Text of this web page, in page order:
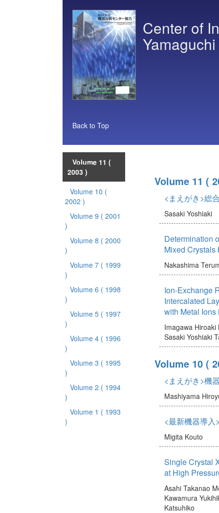
Center of
Back to Top
Volume 11 (
2003 )
Volume 10 (
2002 )
Volume 9 ( 2001
)
Volume 8 ( 2000
)
Volume 7 ( 1999
)
Volume 6 ( 1998
)
Volume 5 ( 1997
)
Volume 4 ( 1996
)
Volume 3 ( 1995
)
Volume 2 ( 1994
)
Volume 1 ( 1993
)
Volume 11 (
<まえがき>総
Sasaki Yoshiaki
Determination
Mixed Crystals
Nakashima
Ion-Exchange
Intercalated
with Metal
Imagawa Hiroaki
Sasaki Yoshiaki
Volume 10 (
<まえがき>機
Mashiyama
<最新機器導
Migita Kouto
Single Crystal
at High
Asahi Takanao
Kawamura
Katsuhiko